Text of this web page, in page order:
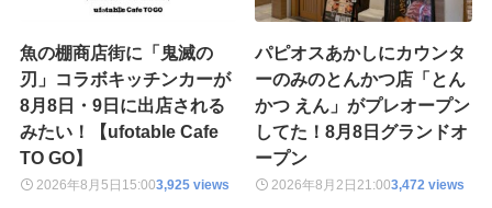
魚の棚商店街に「鬼滅の
刃」コラボキッチンカーが
8月8日・9日に出店される
みたい！【ufotable Cafe
TO GO】
2026年8月5日 15:003,925 views
パピオスあかしにカウンタ
ーのみのとんかつ店「とん
かつ えん」がプレオープン
してた！8月8日グランドオ
ープン
2026年8月2日21:003,472 views